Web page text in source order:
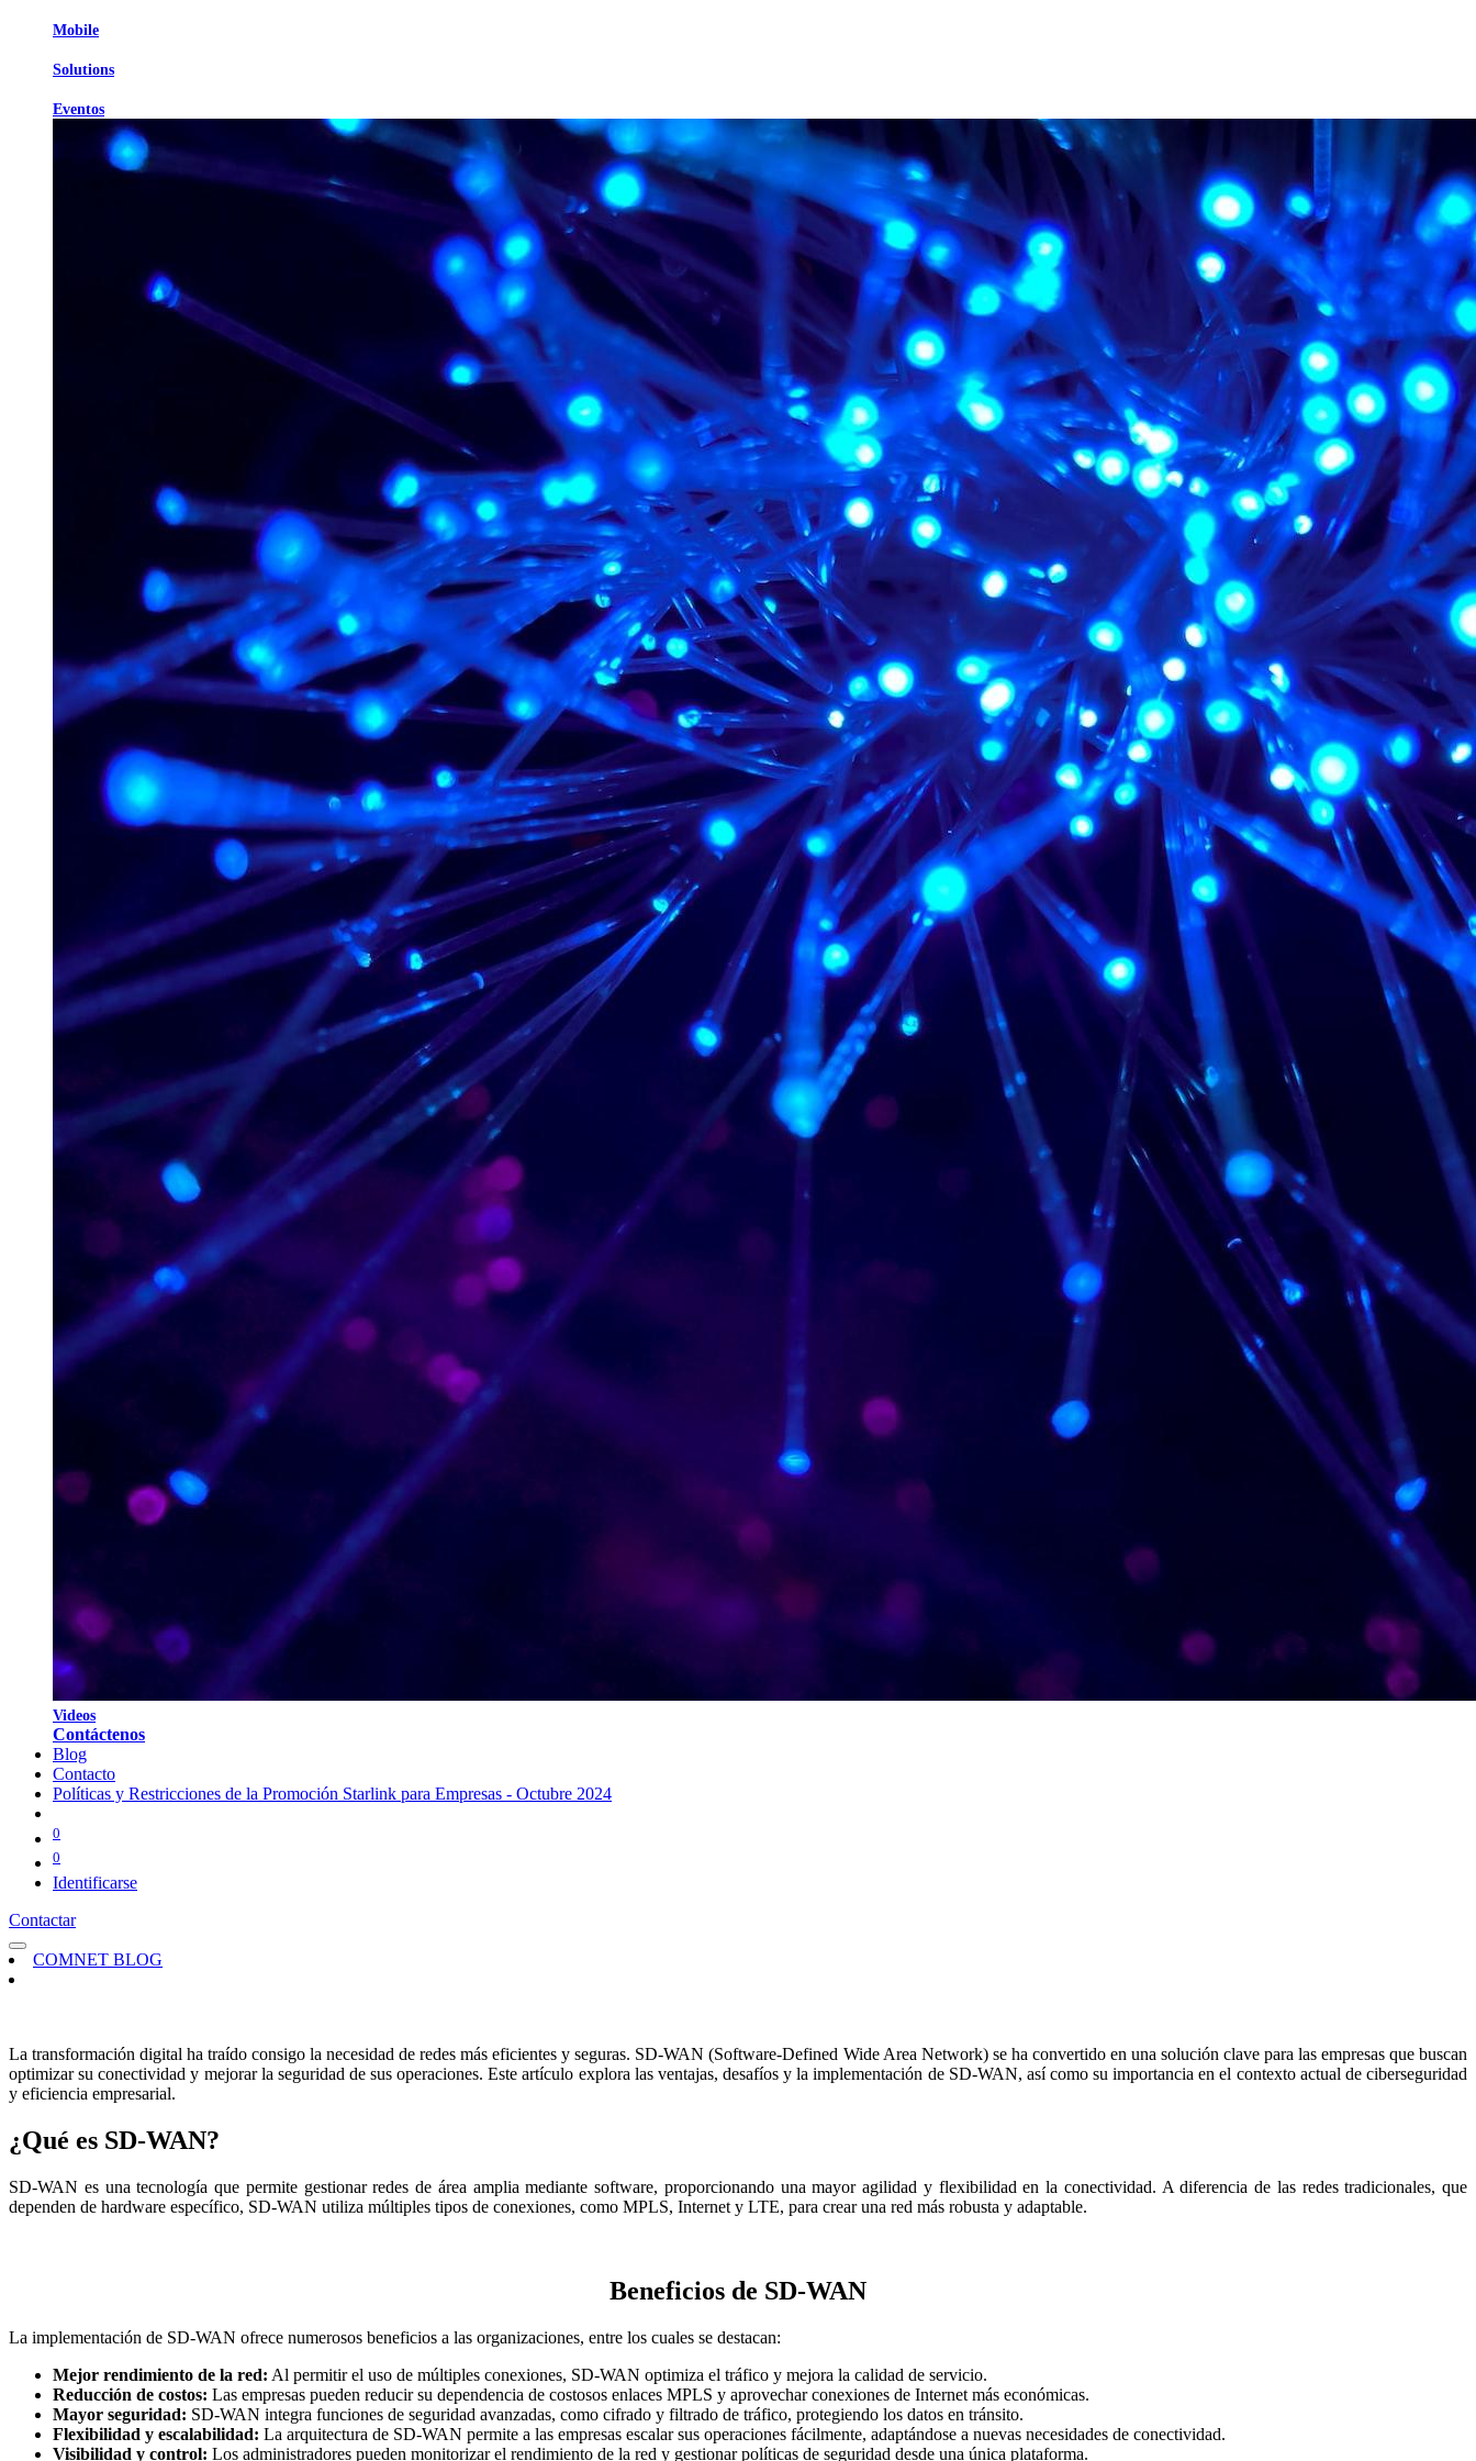
Mobile
Solutions
Eventos
Videos
Contáctenos
Blog
Contacto
Políticas y Restricciones de la Promoción Starlink para Empresas - Octubre 2024
0
0
Identificarse
Contactar
COMNET BLOG
La transformación digital ha traído consigo la necesidad de redes más eficientes y seguras. SD-WAN (Software-Defined Wide Area Network) se ha convertido en una solución clave para las empresas que buscan
optimizar su conectividad y mejorar la seguridad de sus operaciones. Este artículo explora las ventajas, desafíos y la implementación de SD-WAN, así como su importancia en el contexto actual de ciberseguridad
y eficiencia empresarial.
¿Qué es SD-WAN?
SD-WAN es una tecnología que permite gestionar redes de área amplia mediante software, proporcionando una mayor agilidad y flexibilidad en la conectividad. A diferencia de las redes tradicionales, que
dependen de hardware específico, SD-WAN utiliza múltiples tipos de conexiones, como MPLS, Internet y LTE, para crear una red más robusta y adaptable.
Beneficios de SD-WAN
La implementación de SD-WAN ofrece numerosos beneficios a las organizaciones, entre los cuales se destacan:
Mejor rendimiento de la red: Al permitir el uso de múltiples conexiones, SD-WAN optimiza el tráfico y mejora la calidad de servicio.
Reducción de costos: Las empresas pueden reducir su dependencia de costosos enlaces MPLS y aprovechar conexiones de Internet más económicas.
Mayor seguridad: SD-WAN integra funciones de seguridad avanzadas, como cifrado y filtrado de tráfico, protegiendo los datos en tránsito.
Flexibilidad y escalabilidad: La arquitectura de SD-WAN permite a las empresas escalar sus operaciones fácilmente, adaptándose a nuevas necesidades de conectividad.
Visibilidad y control: Los administradores pueden monitorizar el rendimiento de la red y gestionar políticas de seguridad desde una única plataforma.